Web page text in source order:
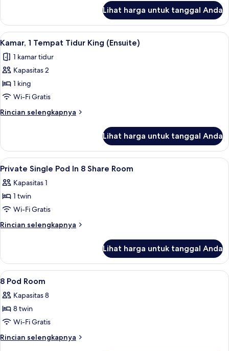
Shared
Facilities)
Asrama
Umum
Keluarga
4POD,
Shared
Lihat harga untuk tanggal Anda
Lihat
semua
foto
untuk
Kamar,
1
Tempat
Tidur
(Ensuite)
5
Kamar, 1 Tempat Tidur King (Ensuite)
1 kamar tidur
Kapasitas 2
1 king
Wi-Fi Gratis
Rincian selengkapnya
Rincian
Kamar,
Tempat
King
(Ensuite)
Lihat harga untuk tanggal Anda
Lihat
semua
foto
untuk
Private
Single
8
Share
Room
5
Private Single Pod In 8 Share Room
Kapasitas 1
1 twin
Wi-Fi Gratis
Rincian selengkapnya
Rincian
Private
Single
Pod
8
Share
Lihat harga untuk tanggal Anda
Lihat
semua
foto
untuk
8
Pod
5
8 Pod Room
Kapasitas 8
8 twin
Wi-Fi Gratis
Rincian selengkapnya
Rincian